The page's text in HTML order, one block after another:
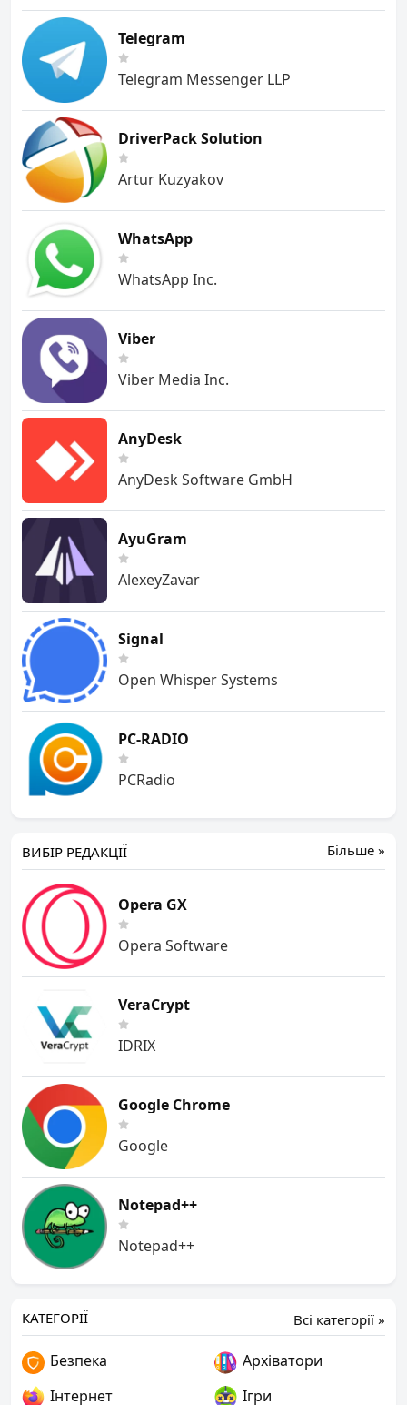
Telegram
Telegram Messenger LLP
DriverPack Solution
Artur Kuzyakov
WhatsApp
WhatsApp Inc.
Viber
Viber Media Inc.
AnyDesk
AnyDesk Software GmbH
AyuGram
AlexeyZavar
Signal
Open Whisper Systems
PC-RADIO
PCRadio
Більше »
ВИБІР РЕДАКЦІЇ
Opera GX
Opera Software
VeraCrypt
IDRIX
Google Chrome
Google
Notepad++
Notepad++
Всі категорії »
КАТЕГОРІЇ
Безпека
Архіватори
Інтернет
Ігри